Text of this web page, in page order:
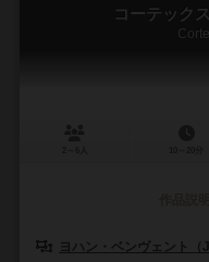
コーテック
ヨハン・ベンヴェント（